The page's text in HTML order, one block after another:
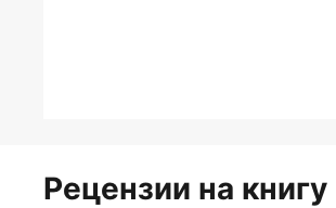
Рецензии на книгу